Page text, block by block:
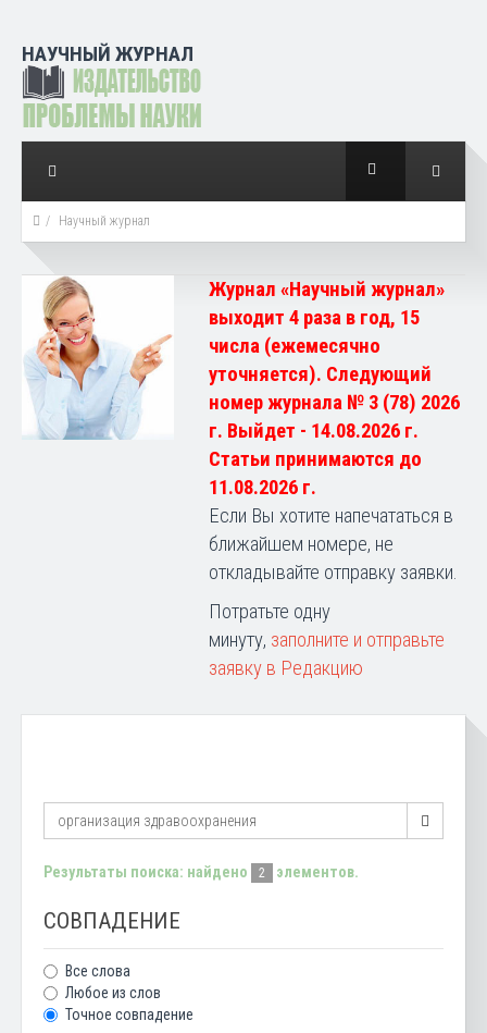
НАУЧНЫЙ ЖУРНАЛ
Научный журнал
Журнал «Научный журнал»
выходит 4 раза в год, 15
числа (ежемесячно
уточняется). Следующий
номер журнала № 3 (78) 2026
г. Выйдет - 14.08.2026 г.
Статьи принимаются до
11.08.2026 г.
Если Вы хотите напечататься в
ближайшем номере, не
откладывайте отправку заявки.
Потратьте одну
минуту, заполните и отправьте
заявку в Редакцию
Результаты поиска: найдено 2 элементов.
СОВПАДЕНИЕ
Все слова
Любое из слов
Точное совпадение